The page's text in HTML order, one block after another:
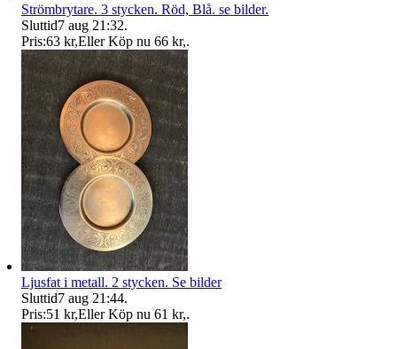
Strömbrytare. 3 stycken. Röd, Blå. se bilder.
Sluttid7 aug 21:32.
Pris:63 kr,Eller Köp nu 66 kr,.
Ljusfat i metall. 2 stycken. Se bilder
Sluttid7 aug 21:44.
Pris:51 kr,Eller Köp nu 61 kr,.